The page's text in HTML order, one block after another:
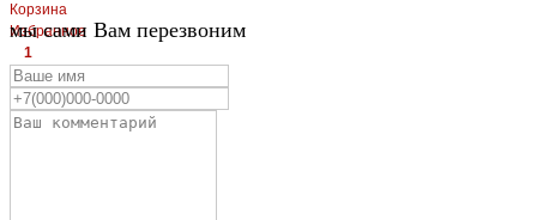
Корзина
Избранное
1
1
ЛЕВЫЙ БЕРЕГ
мы сами Вам перезвоним